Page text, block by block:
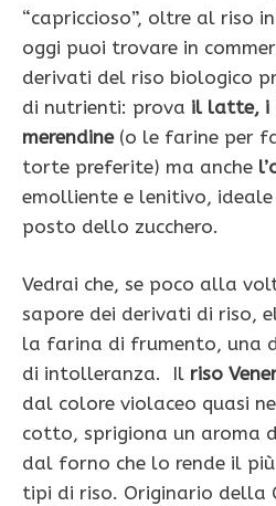
“capriccioso”, oltre al riso
oggi puoi trovare in
derivati del riso biologico
di nutrienti: prova il latte, i
merendine(o le farine per
torte preferite) ma anche
emolliente e lenitivo,
posto dello zucchero.
Vedrai che, se poco alla
sapore dei derivati di riso,
la farina di frumento, una
di intolleranza. Il riso
dal colore vio­laceo quasi
cotto, sprigiona un aroma
dal forno che lo rende il
tipi di riso. Originario della